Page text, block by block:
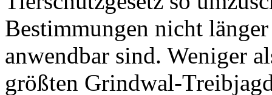
Bestimmungen nicht
anwendbar sind. Weniger
größten Grindwal-